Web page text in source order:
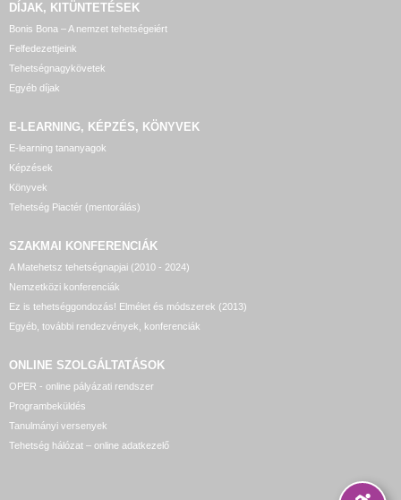
DÍJAK, KITÜNTETÉSEK
Bonis Bona – A nemzet tehetségeiért
Felfedezettjeink
Tehetségnagykövetek
Egyéb díjak
E-LEARNING, KÉPZÉS, KÖNYVEK
E-learning tananyagok
Képzések
Könyvek
Tehetség Piactér (mentorálás)
SZAKMAI KONFERENCIÁK
A Matehetsz tehetségnapjai (2010 - 2024)
Nemzetközi konferenciák
Ez is tehetséggondozás! Elmélet és módszerek (2013)
Egyéb, további rendezvények, konferenciák
ONLINE SZOLGÁLTATÁSOK
OPER - online pályázati rendszer
Programbeküldés
Tanulmányi versenyek
Tehetség hálózat – online adatkezelő